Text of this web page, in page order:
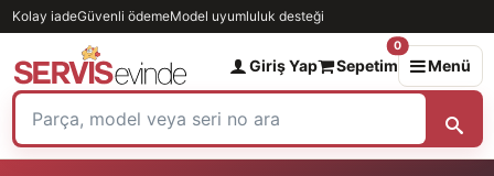
Kolay iadeGüvenli ödemeModel uyumluluk desteği
Giriş Yap Sepetim
0
Menü